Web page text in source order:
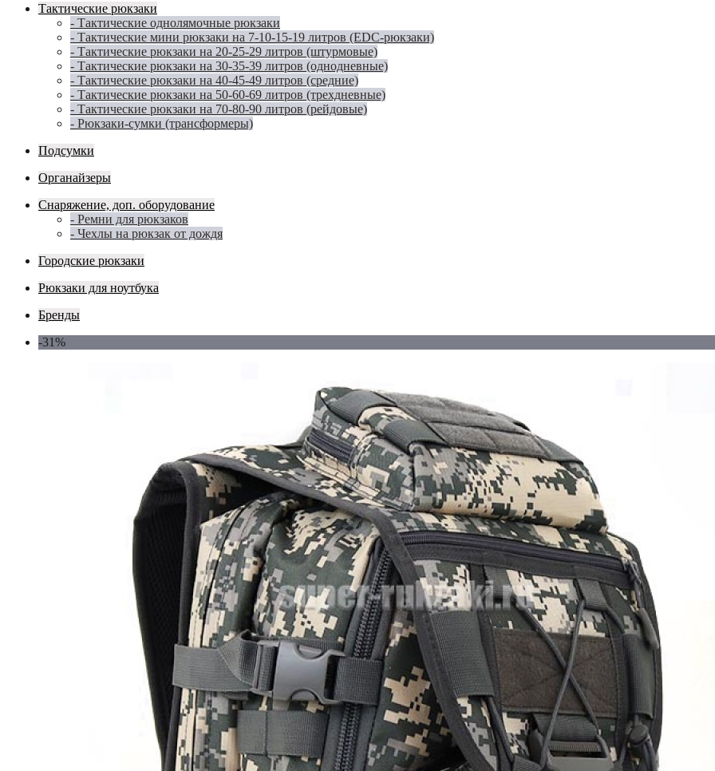
Тактические рюкзаки
- Тактические однолямочные рюкзаки
- Тактические мини рюкзаки на 7-10-15-19 литров (EDC-рюкзаки)
- Тактические рюкзаки на 20-25-29 литров (штурмовые)
- Тактические рюкзаки на 30-35-39 литров (однодневные)
- Тактические рюкзаки на 40-45-49 литров (средние)
- Тактические рюкзаки на 50-60-69 литров (трехдневные)
- Тактические рюкзаки на 70-80-90 литров (рейдовые)
- Рюкзаки-сумки (трансформеры)
Подсумки
Органайзеры
Снаряжение, доп. оборудование
- Ремни для рюкзаков
- Чехлы на рюкзак от дождя
Городские рюкзаки
Рюкзаки для ноутбука
Бренды
-31%